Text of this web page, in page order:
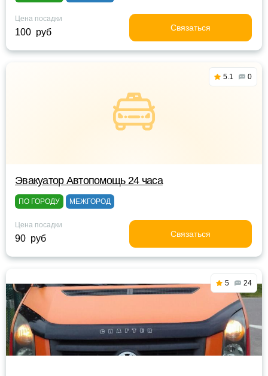
Цена посадки
100 руб Связаться
5.1 0
Эвакуатор Автопомощь 24 часа
ПО ГОРОДУ МЕЖГОРОД
Цена посадки
90 руб Связаться
5 24